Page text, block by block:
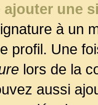
une
à un
profil. Une
lors de la
aussi